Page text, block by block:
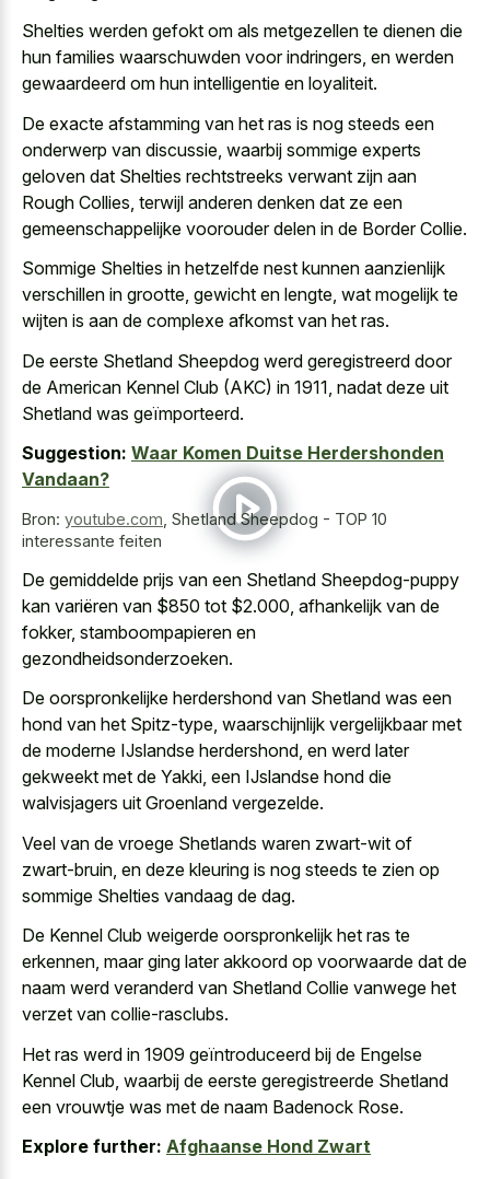
Shelties werden gefokt om als metgezellen te dienen die
hun families waarschuwden voor indringers, en werden
gewaardeerd om hun intelligentie en loyaliteit.
De exacte afstamming van het ras is nog steeds een
onderwerp van discussie, waarbij sommige experts
geloven dat Shelties rechtstreeks verwant zijn aan
Rough Collies, terwijl anderen denken dat ze een
gemeenschappelijke voorouder delen in de Border Collie.
Sommige Shelties in hetzelfde nest kunnen aanzienlijk
verschillen in grootte, gewicht en lengte, wat mogelijk te
wijten is aan de complexe afkomst van het ras.
De eerste Shetland Sheepdog werd geregistreerd door
de American Kennel Club (AKC) in 1911, nadat deze uit
Shetland was geïmporteerd.
Suggestion: Waar Komen Duitse Herdershonden
Vandaan?
Bron: youtube.com Shetland Sheepdog - TOP 10
interessante feiten
De gemiddelde prijs van een Shetland Sheepdog-puppy
kan variëren van $850 tot $2.000, afhankelijk van de
fokker, stamboompapieren en
gezondheidsonderzoeken.
De oorspronkelijke herdershond van Shetland was een
hond van het Spitz-type, waarschijnlijk vergelijkbaar met
de moderne IJslandse herdershond, en werd later
gekweekt met de Yakki, een IJslandse hond die
walvisjagers uit Groenland vergezelde.
Veel van de vroege Shetlands waren zwart-wit of
zwart-bruin, en deze kleuring is nog steeds te zien op
sommige Shelties vandaag de dag.
De Kennel Club weigerde oorspronkelijk het ras te
erkennen, maar ging later akkoord op voorwaarde dat de
naam werd veranderd van Shetland Collie vanwege het
verzet van collie-rasclubs.
Het ras werd in 1909 geïntroduceerd bij de Engelse
Kennel Club, waarbij de eerste geregistreerde Shetland
een vrouwtje was met de naam Badenock Rose.
Explore further: Afghaanse Hond Zwart